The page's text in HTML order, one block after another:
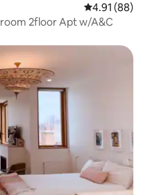
5 पैकी 4.91
4.91 (88)
2floor Apt w/A&C